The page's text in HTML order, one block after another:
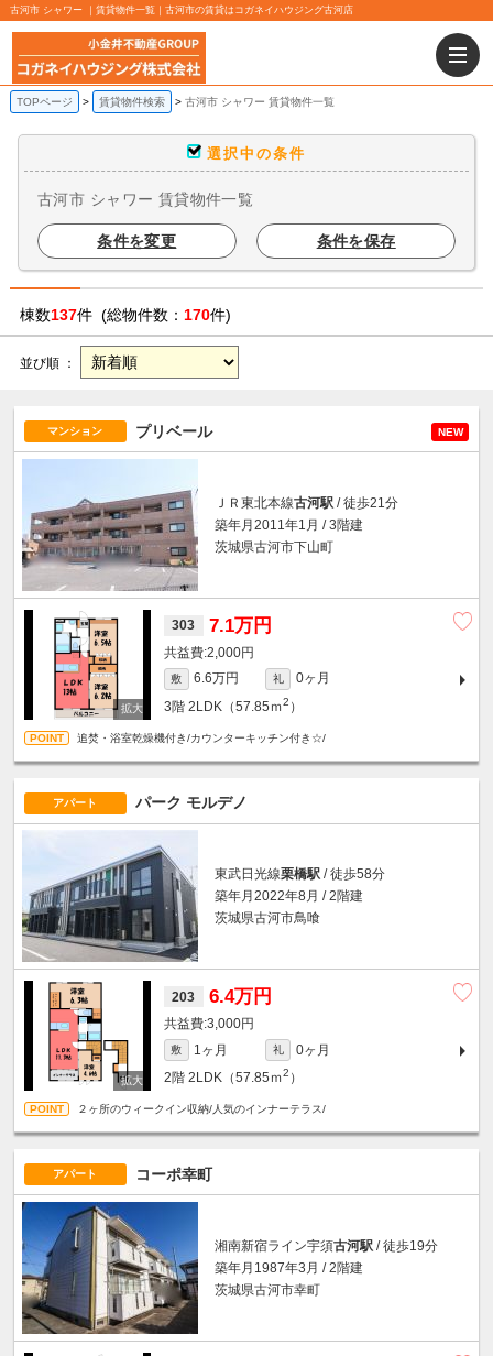
古河市 シャワー ｜賃貸物件一覧｜古河市の賃貸はコガネイハウジング古河店
TOPページ 賃貸物件検索 古河市 シャワー 賃貸物件一覧
選択中の条件
古河市 シャワー 賃貸物件一覧
条件を変更 条件を保存
棟数137件 (総物件数： 170件)
並び順 ：
マンション プリベール NEW
ＪＲ東北本線古河駅 / 徒歩21分
築年月2011年1月 / 3階建
茨城県古河市下山町
303 7.1万円
2,000円
敷 6.6万円 礼
0ヶ月
3階 2LDK（57.85ｍ2 ）
追焚・浴室乾燥機付き/カウンターキッチン付き☆/
アパート パーク モルデノ
東武日光線栗橋駅 / 徒歩58分
築年月2022年8月 / 2階建
茨城県古河市鳥喰
203 6.4万円
3,000円
敷 1ヶ月 礼
0ヶ月
2階 2LDK（57.85ｍ2 ）
２ヶ所のウィークイン収納/人気のインナーテラス/
アパート コーポ幸町
湘南新宿ライン宇須古河駅 / 徒歩19分
築年月1987年3月 / 2階建
茨城県古河市幸町